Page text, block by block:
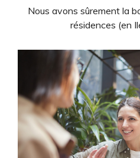
Nous avons sûrement la
résidences (en